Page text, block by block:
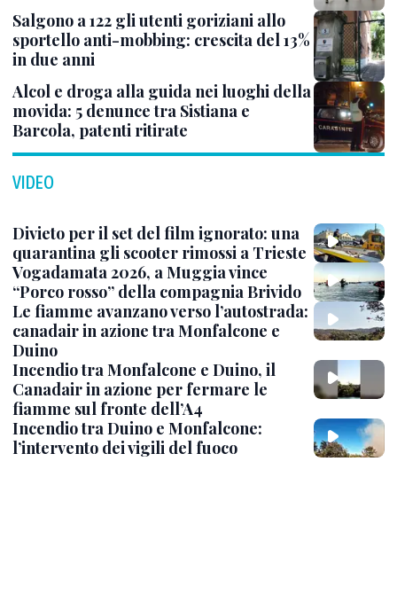
Salgono a 122 gli utenti goriziani allo
sportello anti-mobbing: crescita del 13%
in due anni
Alcol e droga alla guida nei luoghi della
movida: 5 denunce tra Sistiana e
Barcola, patenti ritirate
VIDEO
Divieto per il set del film ignorato: una
quarantina gli scooter rimossi a Trieste
Vogadamata 2026, a Muggia vince
“Porco rosso” della compagnia Brivido
Le fiamme avanzano verso l’autostrada:
canadair in azione tra Monfalcone e
Duino
Incendio tra Monfalcone e Duino, il
Canadair in azione per fermare le
fiamme sul fronte dell’A4
Incendio tra Duino e Monfalcone:
l’intervento dei vigili del fuoco